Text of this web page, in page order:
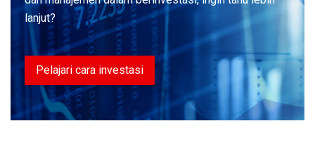
lanjut?
Pelajari cara investasi